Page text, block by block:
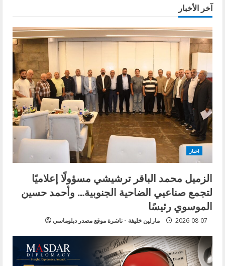
خامنئي؟
هرمز
إلى
لبنان:
الشرع
جزءاً
من
الحرب
المقبلة؟
آخر الأخبار
اخبار
الزميل محمد الباقر ترشيشي مسؤولًا إعلاميًا
لتجمع صناعيي الضاحية الجنوبية… وأحمد حسين
الموسوي رئيسًا
مارلين خليفة - ناشرة موقع مصدر دبلوماسي 2026-08-07